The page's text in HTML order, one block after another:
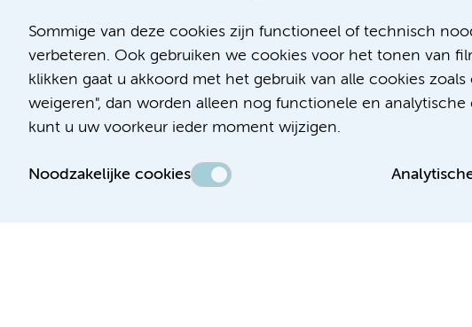
Sommige van deze cookies zijn functioneel of technisch
verbeteren. Ook gebruiken we cookies voor het tonen van
klikken gaat u akkoord met het gebruik van alle cookies
weigeren", dan worden alleen nog functionele en
kunt u uw voorkeur ieder moment wijzigen.
Noodzakelijke cookies
Meibergdreef 9
1105 AZ Amsterdam
Telefoon:
De Boelelaan 1117
1081 HV Amsterdam
Telefoon:
Nieuws